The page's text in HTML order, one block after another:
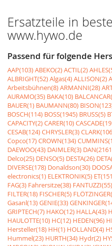
Ersatzteile in
www.hywo.de
Passend für folgende
AAP(103)ABEKO(2)ACTIL(2)
ALBRIGHT(52)Algas(4)ALLISON(2)
Arbeitsbühnen(8)ARMANNI(28)
AURAMO(35) BAKA(10)
BAUER(1) BAUMANN(80)
BOSCH(114) BOSS(1945) BRUSS(5)
CAPACITY(2)CARER(10)
CESAB(124)CHRYSLER(3)
Copco(17)CROWN(134)
DAEWOO(43) DAIMLER(3)
Delco(25) DENSO(5) DESTA(26)
DIVERSE(178) Donaldson(30)
electronics(1) ELEKTRONIK(5)
FAG(3) Fahrersitze(38) FANTUZZI(55)
FILTER(18) FISCHER(5)
Gasanl(13)GENIE(33)
GRIPTECH(7) HAKO(12) HALLA(43)
HAULOTTE(10) HC(12) HEDEN(96)
Hersteller(18) HH(1) HOLLAND(4)
Hummel(23) HURTH(34) Hydr(2)